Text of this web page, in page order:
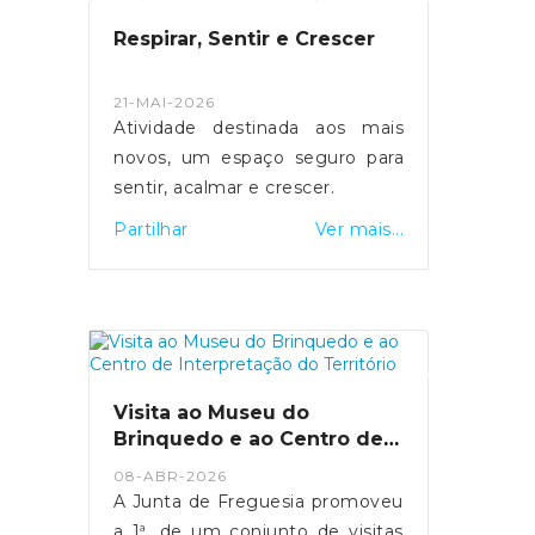
atividade física duas vezes por
qualidade de vida, incentivando
hábitos saudáveis e momentos
de convívio entre todos.
Respirar, Sentir e Crescer
21-MAI-2026
Atividade destinada aos mais
novos, um espaço seguro para
sentir, acalmar e crescer.
Partilhar
Ver mais...
Visita ao Museu do
Brinquedo e ao Centro de
08-ABR-2026
A Junta de Freguesia promoveu